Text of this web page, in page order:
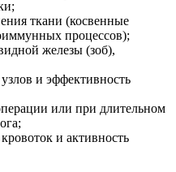
ткани (косвенные
процессов);
железы (зоб),
и эффективность
или при длительном
и активность